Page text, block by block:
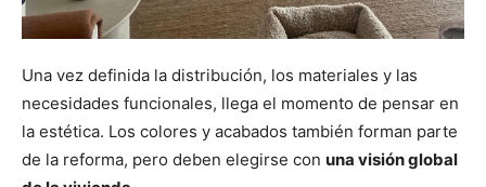
Una vez definida la distribución, los materiales y las
necesidades funcionales, llega el momento de pensar en
la estética. Los colores y acabados también forman parte
de la reforma, pero deben elegirse con una visión global